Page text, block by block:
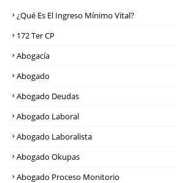
¿Qué Es El Ingreso Mínimo Vital?
172 Ter CP
Abogacía
Abogado
Abogado Deudas
Abogado Laboral
Abogado Laboralista
Abogado Okupas
Abogado Proceso Monitorio